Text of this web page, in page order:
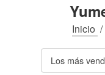
Inicio /
Los más